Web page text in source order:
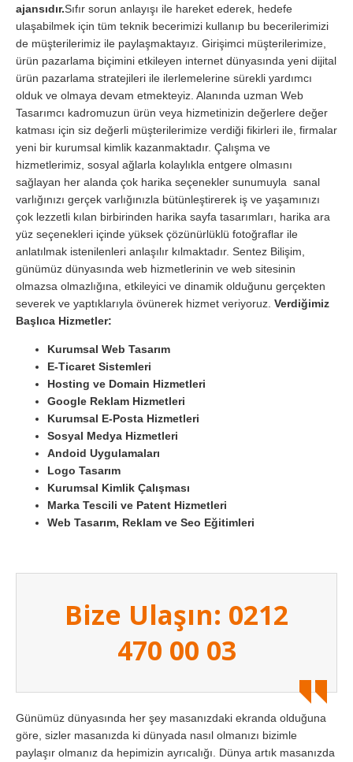
ajansıdır.Sıfır sorun anlayışı ile hareket ederek, hedefe
ulaşabilmek için tüm teknik becerimizi kullanıp bu becerilerimizi
de müşterilerimiz ile paylaşmaktayız. Girişimci müşterilerimize,
ürün pazarlama biçimini etkileyen internet dünyasında yeni dijital
ürün pazarlama stratejileri ile ilerlemelerine sürekli yardımcı
olduk ve olmaya devam etmekteyiz. Alanında uzman Web
Tasarımcı kadromuzun ürün veya hizmetinizin değerlere değer
katması için siz değerli müşterilerimize verdiği fikirleri ile, firmalar
yeni bir kurumsal kimlik kazanmaktadır. Çalışma ve
hizmetlerimiz, sosyal ağlarla kolaylıkla entgere olmasını
sağlayan her alanda çok harika seçenekler sunumuyla sanal
varlığınızı gerçek varlığınızla bütünleştirerek iş ve yaşamınızı
çok lezzetli kılan birbirinden harika sayfa tasarımları, harika ara
yüz seçenekleri içinde yüksek çözünürlüklü fotoğraflar ile
anlatılmak istenilenleri anlaşılır kılmaktadır. Sentez Bilişim,
günümüz dünyasında web hizmetlerinin ve web sitesinin
olmazsa olmazlığına, etkileyici ve dinamik olduğunu gerçekten
severek ve yaptıklarıyla övünerek hizmet veriyoruz. Verdiğimiz
Başlıca Hizmetler:
Kurumsal Web Tasarım
E-Ticaret Sistemleri
Hosting ve Domain Hizmetleri
Google Reklam Hizmetleri
Kurumsal E-Posta Hizmetleri
Sosyal Medya Hizmetleri
Andoid Uygulamaları
Logo Tasarım
Kurumsal Kimlik Çalışması
Marka Tescili ve Patent Hizmetleri
Web Tasarım, Reklam ve Seo Eğitimleri
Bize Ulaşın: 0212
470 00 03
Günümüz dünyasında her şey masanızdaki ekranda olduğuna
göre, sizler masanızda ki dünyada nasıl olmanızı bizimle
paylaşır olmanız da hepimizin ayrıcalığı. Dünya artık masanızda